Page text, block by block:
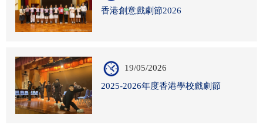
香港創意戲劇節2026
19/05/2026
2025-2026年度香港學校戲劇節